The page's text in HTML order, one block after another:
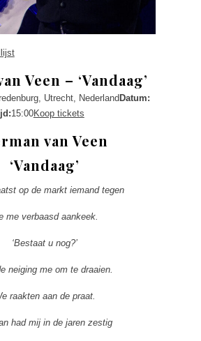
Veen – ‘Vandaag’
Utrecht, Nederland Datum:
15:00Koop tickets
van Veen
‘Vandaag’
op de markt iemand tegen
me verbaasd aankeek.
‘Bestaat u nog?’
neiging me om te draaien.
raakten aan de praat.
had mij in de jaren zestig